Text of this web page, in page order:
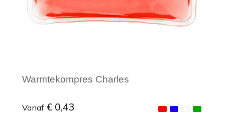
Warmtekompres Charles
Vanaf € 0,43